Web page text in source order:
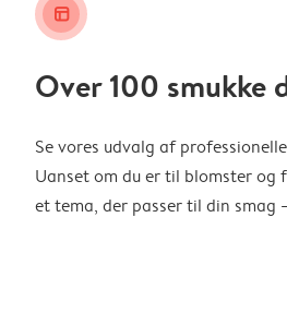
layout_alt
Over 100 smukke
Se vores udvalg af
Uanset om du er til blomster og
et tema, der passer til din smag